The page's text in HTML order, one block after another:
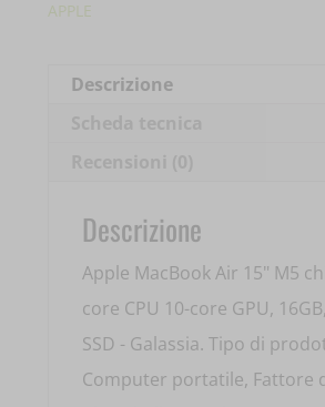
APPLE
Descrizione
Descrizione
Apple MacBook Air 15" M5
core CPU 10-core GPU,
SSD - Galassia. Tipo di
Computer portatile, Fattore